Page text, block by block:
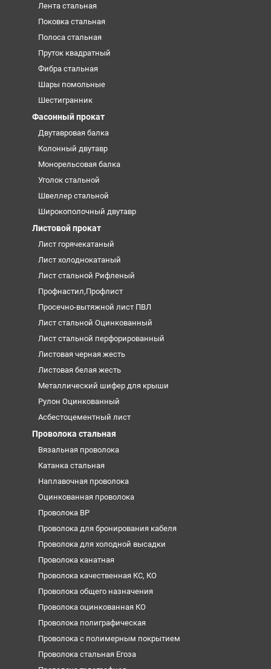
Лента стальная
Поковка стальная
Полоса стальная
Пруток квадратный
Фибра стальная
Шары помольные
Шестигранник
Фасонный прокат
Двутавровая балка
Колонный двутавр
Монорельсовая балка
Уголок стальной
Швеллер стальной
Широкополочный двутавр
Листовой прокат
Лист горячекатаный
Лист холоднокатаный
Лист стальной Рифленый
Профнастил,Профлист
Просечно-вытяжной лист ПВЛ
Лист стальной Оцинкованный
Лист стальной перфорированный
Листовая черная жесть
Листовая белая жесть
Металлический шифер для крыши
Рулон Оцинкованный
Асбестоцементный лист
Проволока стальная
Вязальная проволока
Катанка стальная
Наплавочная проволока
Оцинкованная проволока
Проволока ВР
Проволока для бронирования кабеля
Проволока для холодной высадки
Проволока канатная
Проволока качественная КС, КО
Проволока общего назначения
Проволока оцинкованная КО
Проволока полиграфическая
Проволока с полимерным покрытием
Проволока стальная Егоза